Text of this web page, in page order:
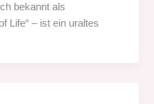
bekannt als
Life“ – ist ein uraltes